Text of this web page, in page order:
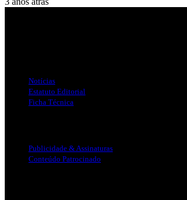
Notícias
Estatuto Editorial
Ficha Técnica
Publicidade & Assinaturas
Conteúdo Patrocinado